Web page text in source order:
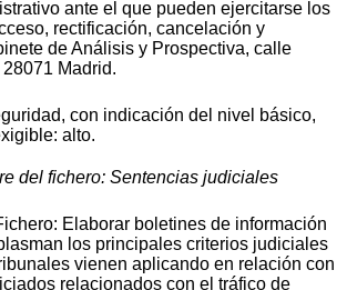
ante el que pueden ejercitarse los
rectificación, cancelación y
de Análisis y Prospectiva, calle
Madrid.
con indicación del nivel básico,
alto.
del fichero: Sentencias judiciales
Elaborar boletines de información
los principales criterios judiciales
vienen aplicando en relación con
relacionados con el tráfico de